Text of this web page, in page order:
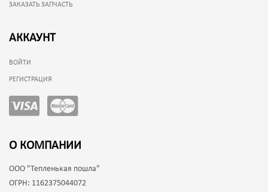
ЗАКАЗАТЬ ЗАПЧАСТЬ
АККАУНТ
ВОЙТИ
РЕГИСТРАЦИЯ
О КОМПАНИИ
ООО "Тепленькая пошла"
ОГРН: 1162375044072